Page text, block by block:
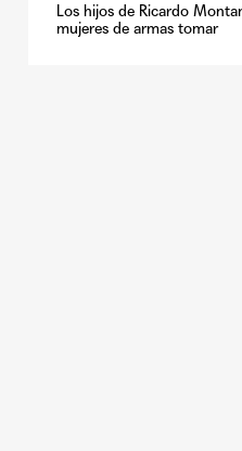
Los hijos de Ricardo
mujeres de armas tomar